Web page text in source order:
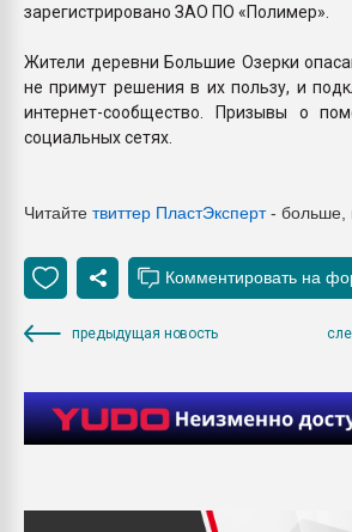
зарегистрировано ЗАО ПО «Полимер».
Жители деревни Большие Озерки
не примут решения в их пользу, и
интернет-сообщество. Призывы о
социальных сетях.
Читайте твиттер ПластЭксперт- больше,
предыдущая новость